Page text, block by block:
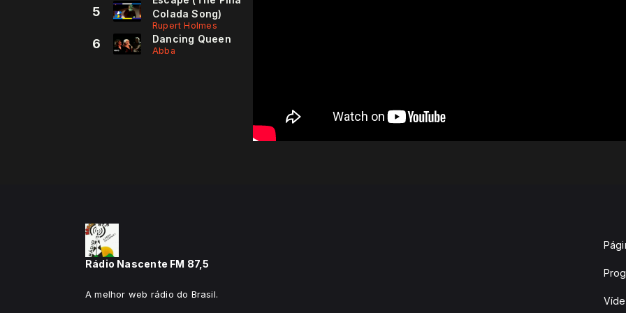
5
Colada Song)
Rupert Holmes
6 Dancing Queen
Abba
Rádio Nascente FM 87,5
A melhor web rádio do Brasil.